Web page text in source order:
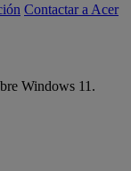
Contactar a Acer
Windows 11.